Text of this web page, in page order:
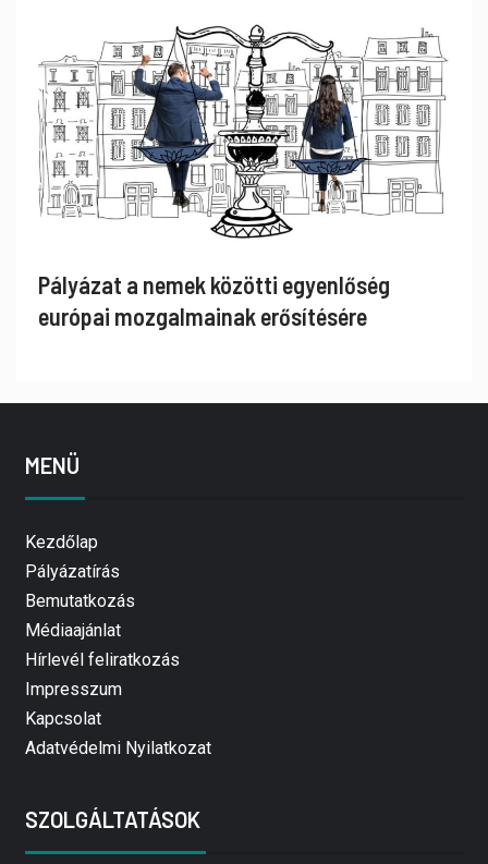
Pályázat a nemek közötti egyenlőség
európai mozgalmainak erősítésére
MENÜ
Kezdőlap
Pályázatírás
Bemutatkozás
Médiaajánlat
Hírlevél feliratkozás
Impresszum
Kapcsolat
Adatvédelmi Nyilatkozat
SZOLGÁLTATÁSOK